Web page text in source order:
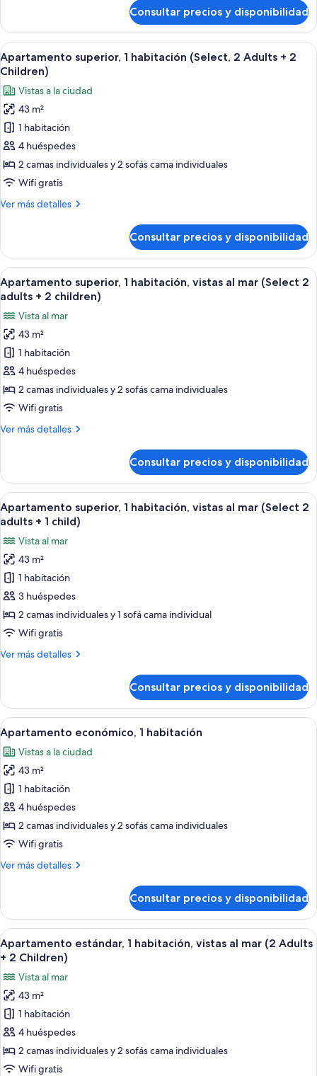
Child)
superior,
habitación
(Select,
Adults
+
Child)
Consultar precios y disponibilidad
Abrir
todas
las
fotos
de
Apartamento
superior,
1
habitación
2
2
Children)
Una sala moderna con una mesa
8
Apartamento superior, 1 habitación (Select, 2 Adults + 2
Children)
Vistas a la ciudad
43 m²
1 habitación
4 huéspedes
2 camas individuales y 2 sofás cama individuales
Wifi gratis
Ver más detalles
Más
superior,
habitación
(Select,
Adults
+
2
Children)
Consultar precios y disponibilidad
Abrir
todas
fotos
de
Apartamento
superior,
1
habitación,
al
2
adults
+
2
children)
Un balcón con vistas al mar, que
8
Apartamento superior, 1 habitación, vistas al mar (Select 2
adults + 2 children)
Vista al mar
43 m²
1 habitación
4 huéspedes
2 camas individuales y 2 sofás cama individuales
Wifi gratis
Ver más detalles
Más
superior,
habitación,
vistas
mar
(Select
2
adults
+
children)
Consultar precios y disponibilidad
Abrir
todas
fotos
de
Apartamento
superior,
1
habitación,
al
2
adults
+
1
child)
Un balcón con vistas al mar, que
8
Apartamento superior, 1 habitación, vistas al mar (Select 2
adults + 1 child)
Vista al mar
43 m²
1 habitación
3 huéspedes
2 camas individuales y 1 sofá cama individual
Wifi gratis
Ver más detalles
Más
superior,
habitación,
vistas
al
mar
(Select
2
adults
+
child)
Consultar precios y disponibilidad
Abrir
todas
las
fotos
de
Apartamento
económico,
1
habitación
Habitación de hotel con una cama
6
Apartamento económico, 1 habitación
Vistas a la ciudad
43 m²
1 habitación
4 huéspedes
2 camas individuales y 2 sofás cama individuales
Wifi gratis
Ver más detalles
Más
económico,
habitación
Consultar precios y disponibilidad
Abrir
todas
fotos
de
Apartamento
estándar,
1
habitación,
Un balcón con vista al mar, una
6
Apartamento estándar, 1 habitación, vistas al mar (2 Adults
+ 2 Children)
Vista al mar
43 m²
1 habitación
4 huéspedes
2 camas individuales y 2 sofás cama individuales
Wifi gratis